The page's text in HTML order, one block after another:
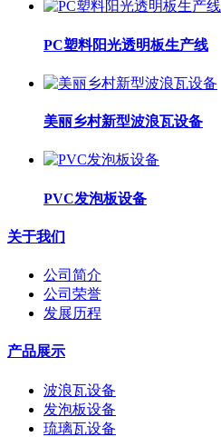
PC塑料阳光透明板生产线
美丽乡村新型波浪瓦设备
PVC发泡板设备
关于我们
公司简介
公司荣誉
发展历程
产品展示
波浪瓦设备
发泡板设备
琉璃瓦设备